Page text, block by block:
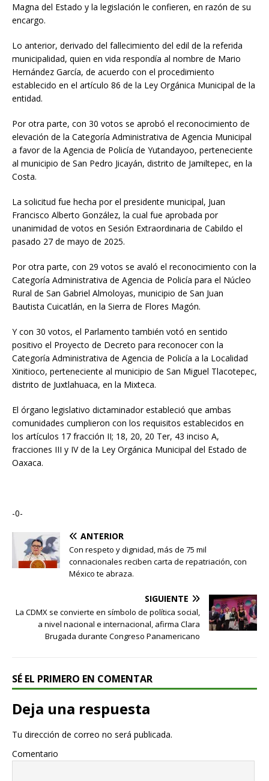
Magna del Estado y la legislación le confieren, en razón de su
encargo.
Lo anterior, derivado del fallecimiento del edil de la referida
municipalidad, quien en vida respondía al nombre de Mario
Hernández García, de acuerdo con el procedimiento
establecido en el artículo 86 de la Ley Orgánica Municipal de la
entidad.
Por otra parte, con 30 votos se aprobó el reconocimiento de
elevación de la Categoría Administrativa de Agencia Municipal
a favor de la Agencia de Policía de Yutandayoo, perteneciente
al municipio de San Pedro Jicayán, distrito de Jamiltepec, en la
Costa.
La solicitud fue hecha por el presidente municipal, Juan
Francisco Alberto González, la cual fue aprobada por
unanimidad de votos en Sesión Extraordinaria de Cabildo el
pasado 27 de mayo de 2025.
Por otra parte, con 29 votos se avaló el reconocimiento con la
Categoría Administrativa de Agencia de Policía para el Núcleo
Rural de San Gabriel Almoloyas, municipio de San Juan
Bautista Cuicatlán, en la Sierra de Flores Magón.
Y con 30 votos, el Parlamento también votó en sentido
positivo el Proyecto de Decreto para reconocer con la
Categoría Administrativa de Agencia de Policía a la Localidad
Xinitioco, perteneciente al municipio de San Miguel Tlacotepec,
distrito de Juxtlahuaca, en la Mixteca.
El órgano legislativo dictaminador estableció que ambas
comunidades cumplieron con los requisitos establecidos en
los artículos 17 fracción II; 18, 20, 20 Ter, 43 inciso A,
fracciones III y IV de la Ley Orgánica Municipal del Estado de
Oaxaca.
-0-
ANTERIOR
Con respeto y dignidad, más de 75 mil
connacionales reciben carta de repatriación, con
México te abraza.
SIGUIENTE
La CDMX se convierte en símbolo de política social,
a nivel nacional e internacional, afirma Clara
Brugada durante Congreso Panamericano
SÉ EL PRIMERO EN COMENTAR
Deja una respuesta
Tu dirección de correo no será publicada.
Comentario